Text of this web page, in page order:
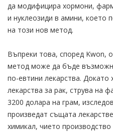
да модифицира хормони,
и нуклеозиди в амини, което
на този нов метод.
Въпреки това, според Kwon,
метод може да бъде
по-евтини лекарства. Докато
лекарства за рак, струва на
3200 долара на грам,
произведат същата
химикал, чието